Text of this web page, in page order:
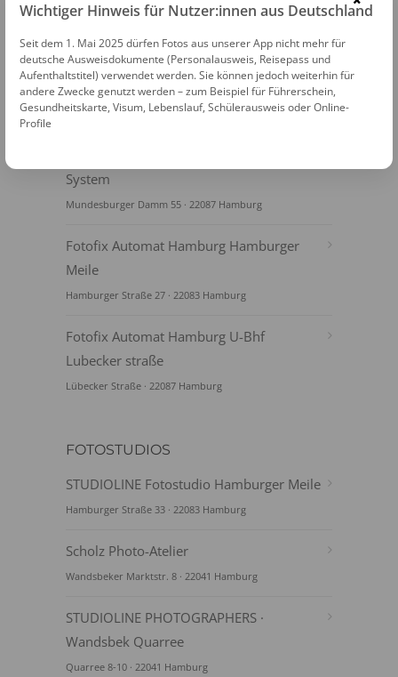
System
Mundesburger Damm 55 · 22087 Hamburg
Fotofix Automat Hamburg Hamburger
Meile
Hamburger Straße 27 · 22083 Hamburg
Fotofix Automat Hamburg U-Bhf
Lubecker straße
Lübecker Straße · 22087 Hamburg
FOTOSTUDIOS
STUDIOLINE Fotostudio Hamburger Meile
Hamburger Straße 33 · 22083 Hamburg
Scholz Photo-Atelier
Wandsbeker Marktstr. 8 · 22041 Hamburg
STUDIOLINE PHOTOGRAPHERS ·
Wandsbek Quarree
Quarree 8-10 · 22041 Hamburg
Wichtiger Hinweis für Nutzer:innen aus Deutschland
Seit dem 1. Mai 2025 dürfen Fotos aus unserer App nicht mehr für
deutsche Ausweisdokumente (Personalausweis, Reisepass und
Aufenthaltstitel) verwendet werden. Sie können jedoch weiterhin für
andere Zwecke genutzt werden – zum Beispiel für Führerschein,
Gesundheitskarte, Visum, Lebenslauf, Schülerausweis oder Online-
Profile